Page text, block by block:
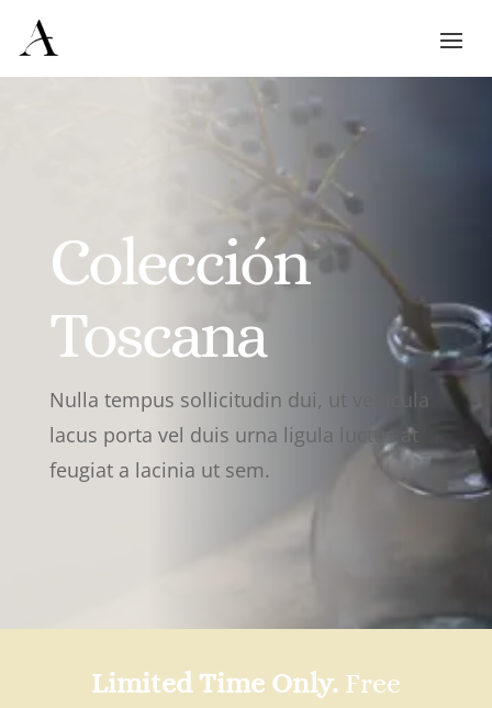
Colección
Toscana
Nulla tempus sollicitudin dui, ut vehicula
lacus porta vel duis urna ligula luctus at
feugiat a lacinia ut sem.
Limited Time Only. Free